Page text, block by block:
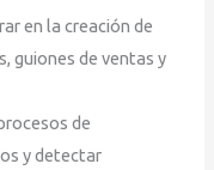
en la creación de
guiones de ventas y
de
y detectar